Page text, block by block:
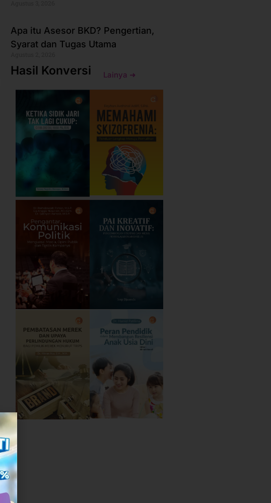
Apa itu Asesor BKD? Pengertian,
Syarat dan Tugas Utama
Hasil Konversi Lainya ➜